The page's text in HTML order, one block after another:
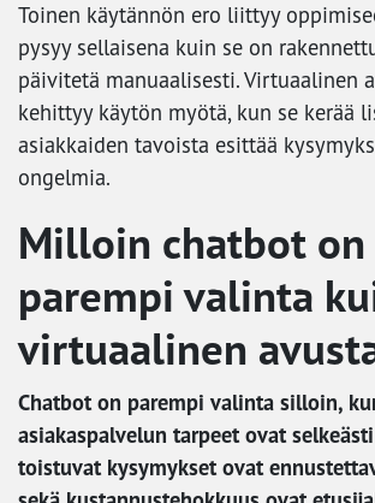
Toinen käytännön ero liittyy
pysyy sellaisena kuin se on
päivitetä manuaalisesti. Virtuaalinen
kehittyy käytön myötä, kun se kerää
asiakkaiden tavoista esittää
ongelmia.
Milloin chatbot on
parempi valinta
virtuaalinen
Chatbot on parempi valinta silloin,
asiakaspalvelun tarpeet ovat
toistuvat kysymykset ovat